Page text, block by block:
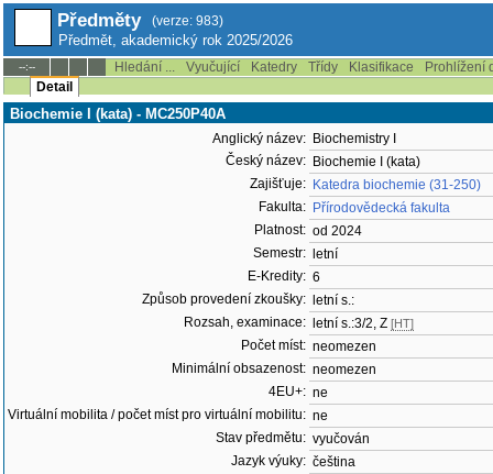
Předměty (verze: 983)
Předmět, akademický rok 2025/2026
--:-- Hledání ... Vyučující Katedry Třídy Klasifikace
Prohlížení
Detail
Biochemie I (kata) - MC250P40A
Anglický název: Biochemistry I
Český název: Biochemie I (kata)
Zajišťuje: Katedra biochemie (31-250)
Fakulta: Přírodovědecká fakulta
Platnost: od 2024
Semestr:
letní
E-Kredity: 6
Způsob provedení zkoušky:
letní s.:
Rozsah, examinace:
letní s.:3/2, Z [HT]
Počet míst: neomezen
Minimální obsazenost: neomezen
4EU+: ne
Virtuální mobilita / počet míst pro virtuální mobilitu: ne
Stav předmětu: vyučován
Jazyk výuky: čeština